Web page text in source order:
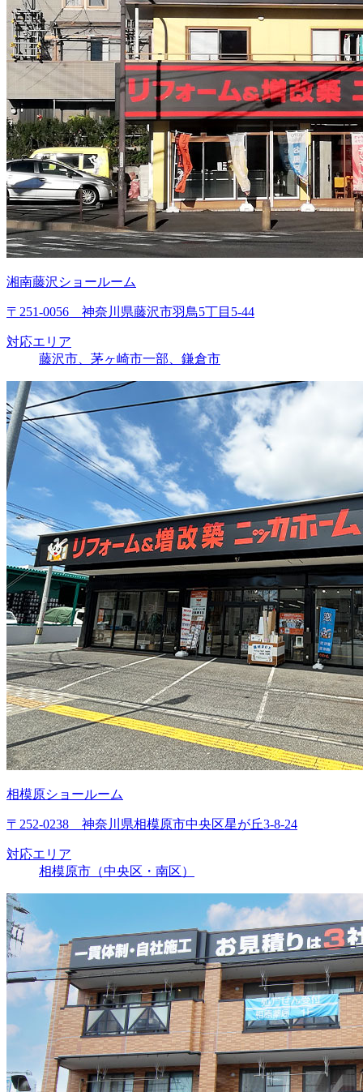
湘南藤沢ショールーム
〒251-0056 神奈川県藤沢市羽鳥5丁目5-44
対応エリア
藤沢市、茅ヶ崎市一部、鎌倉市
相模原ショールーム
〒252-0238 神奈川県相模原市中央区星が丘3-8-24
対応エリア
相模原市（中央区・南区）